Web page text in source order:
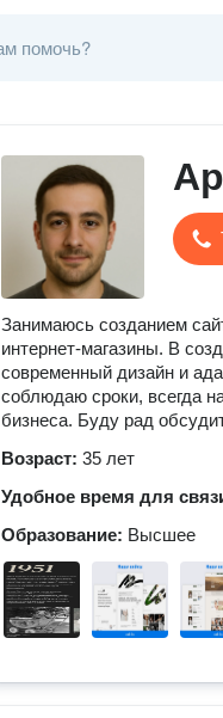
Занимаюсь созданием
интернет-магазины. В
современный дизайн и
соблюдаю сроки, всегда
бизнеса. Буду рад
Возраст: 35 лет
Удобное время для
Образование: Высшее